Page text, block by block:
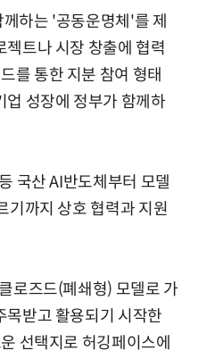
하는 '공동운명체'를 제
젝트나 시장 창출에 협력
를 통한 지분 참여 형태
업 성장에 정부가 함께하
국산 AI반도체부터 모델
기까지 상호 협력과 지원
로즈드(폐쇄형) 모델로 가
목받고 활용되기 시작한
선택지로 허깅페이스에